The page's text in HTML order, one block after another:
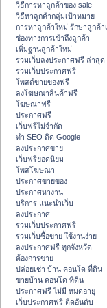
วิธีการหาลูกค้าของ sale
วิธีหาลูกค้ากลุ่มเป้าหมาย
การหาลูกค้าใหม่ รักษาลูกค้า
ช่องทางการเข้าถึงลูกค้า
เพิ่มฐานลูกค้าใหม่
รวมเว็บลงประกาศฟรี ล่าสุด
รวมเว็บประกาศฟรี
โพสต์ขายของฟรี
ลงโฆษณาสินค้าฟรี
โฆษณาฟรี
ประกาศฟรี
เว็บฟรีไม่จำกัด
ทำ SEO ติด Google
ลงประกาศขาย
เว็บฟรียอดนิยม
โพสโฆษณา
ประกาศขายของ
ประกาศหางาน
บริการ แนะนำเว็บ
ลงประกาศ
รวมเว็บประกาศฟรี
รวมเว็บซื้อขาย ใช้งานง่าย
ลงประกาศฟรี ทุกจังหวัด
ต้องการขาย
ปล่อยเช่า บ้าน คอนโด ที่ดิน
ขายบ้าน คอนโด ที่ดิน
ประกาศฟรี ไม่มี หมดอายุ
เว็บประกาศฟรี ติดอันดับ